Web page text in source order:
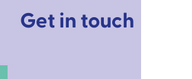
Get in touch